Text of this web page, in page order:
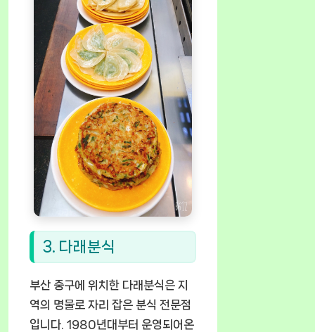
3. 다래분식
부산 중구에 위치한 다래분식은 지
역의 명물로 자리 잡은 분식 전문점
입니다. 1980년대부터 운영되어온